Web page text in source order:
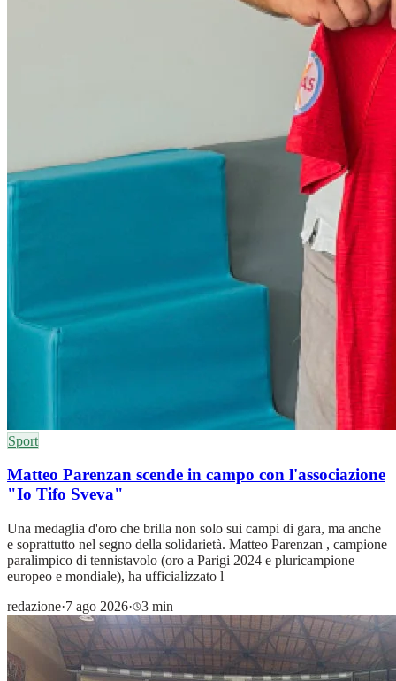
Sport
Matteo Parenzan scende in campo con l'associazione
"Io Tifo Sveva"
Una medaglia d'oro che brilla non solo sui campi di gara, ma anche
e soprattutto nel segno della solidarietà. Matteo Parenzan , campione
paralimpico di tennistavolo (oro a Parigi 2024 e pluricampione
europeo e mondiale), ha ufficializzato l
redazione·7 ago 2026· 3 min